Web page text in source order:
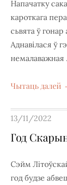
Напачатку
кароткага
сьвята ў гонар
Аднавілася ў
немалаважная
Чытаць далей
Posted
on
13/11/2022
Год
Сэйм
год будзе